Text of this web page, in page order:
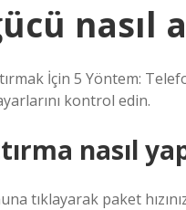
nasıl
İçin 5 Yöntem:
kontrol edin.
nasıl
tıklayarak paket